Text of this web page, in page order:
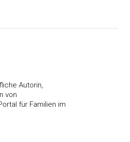
Autorin,
von
für Familien im